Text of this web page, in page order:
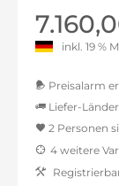
inkl. 19 %
Preisalarm
Liefer-
inkl. 16%
inkl. 20%
2 Personen
4 weitere